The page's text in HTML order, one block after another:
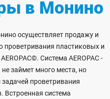
в Монино
осуществляет продажу и
проветривания пластиковых и
Система AEROPAC -
займет много места, но
проветривания
Встроенная система